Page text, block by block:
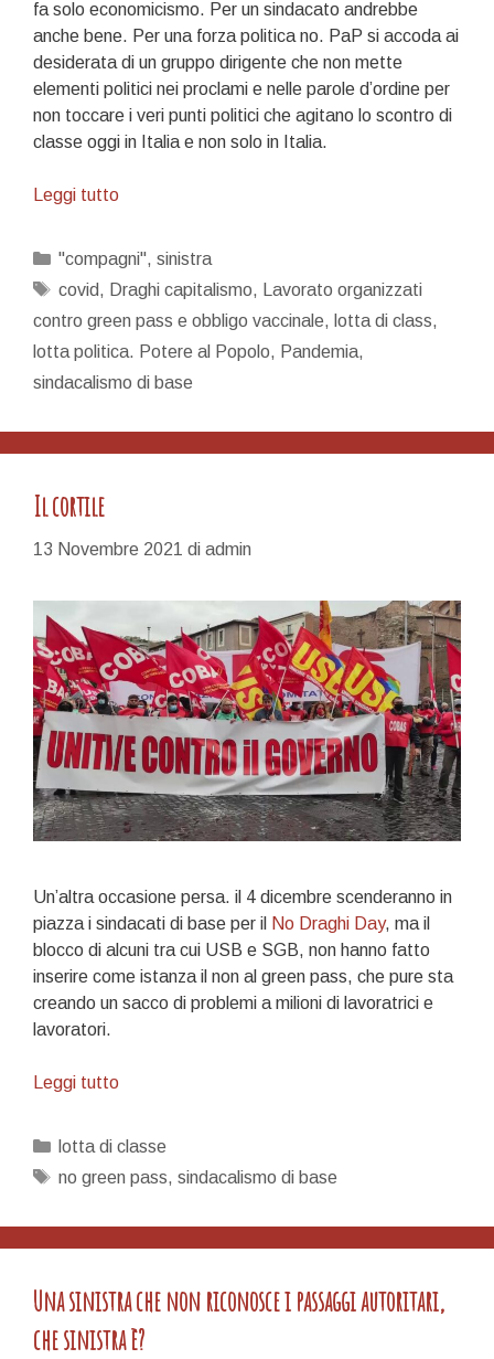
fa solo economicismo. Per un sindacato andrebbe
anche bene. Per una forza politica no. PaP si accoda ai
desiderata di un gruppo dirigente che non mette
elementi politici nei proclami e nelle parole d’ordine per
non toccare i veri punti politici che agitano lo scontro di
classe oggi in Italia e non solo in Italia.
Leggi tuttoUn
Categorie
"compagni", sinistra
Tag
covid, Draghi capitalismo,
Lavorato organizzati
contro green pass e obbligo vaccinale, lotta di class,
lotta politica. Potere al Popolo, Pandemia,
sindacalismo di base
Il cortile
13 Novembre 2021 di admin
Un’altra occasione persa. il 4 dicembre scenderanno in
piazza i sindacati di base per il No Draghi Day, ma il
blocco di alcuni tra cui USB e SGB, non hanno fatto
inserire come istanza il non al green pass, che pure sta
creando un sacco di problemi a milioni di lavoratrici e
lavoratori.
Leggi tuttoIl
Categorie
lotta di classe
Tag
no green pass, sindacalismo di base
Una sinistra che non riconosce i passaggi autoritari,
che sinistra è?